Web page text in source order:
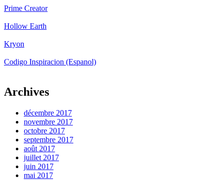
Prime Creator
Hollow Earth
Kryon
Codigo Inspiracion (Espanol)
Archives
décembre 2017
novembre 2017
octobre 2017
septembre 2017
août 2017
juillet 2017
juin 2017
mai 2017